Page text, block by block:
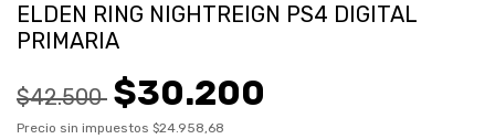
ELDEN RING NIGHTREIGN PS4 DIGITAL
PRIMARIA
$42.500 $30.200
Precio sin impuestos $24.958,68